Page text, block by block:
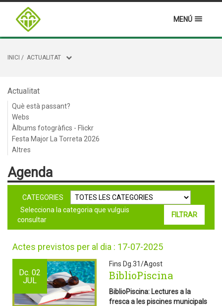
MENÚ
INICI / ACTUALITAT
Actualitat
Què està passant?
Webs
Àlbums fotogràfics - Flickr
Festa Major La Torreta 2026
Altres
Agenda
CATEGORIES
Selecciona la categoria que vulguis
consultar
Actes previstos per al dia : 17-07-2025
Dc. 02
JUL
Fins Dg.31/Agost
BiblioPiscina
BiblioPiscina: Lectures a la
fresca a les piscines municipals